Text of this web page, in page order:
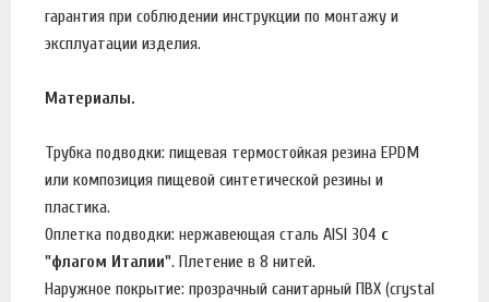
гарантия при соблюдении инструкции по монтажу и
эксплуатации изделия.
Материалы.
Трубка подводки: пищевая термостойкая резина EPDM
или композиция пищевой синтетической резины и
пластика.
Оплетка подводки: нержавеющая сталь AISI 304 с
"флагом Италии". Плетение в 8 нитей.
Наружное покрытие: прозрачный санитарный ПВХ (crystal